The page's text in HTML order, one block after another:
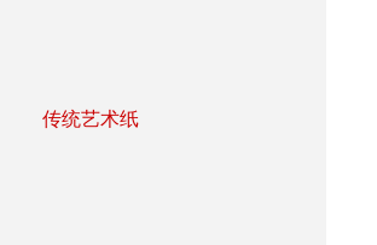
传统艺术纸